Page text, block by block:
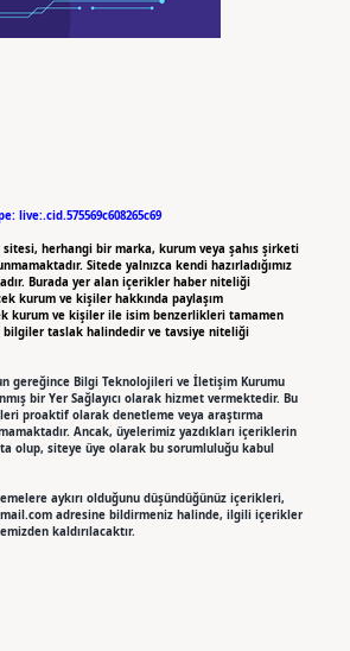
live:.cid.575569c608265c69
sitesi, herhangi bir marka, kurum veya şahıs şirketi
Sitede yalnızca kendi hazırladığımız
Burada yer alan içerikler haber niteliği
kurum ve kişiler hakkında paylaşım
kurum ve kişiler ile isim benzerlikleri tamamen
bilgiler taslak halindedir ve tavsiye niteliği
gereğince Bilgi Teknolojileri ve İletişim Kurumu
bir Yer Sağlayıcı olarak hizmet vermektedir. Bu
proaktif olarak denetleme veya araştırma
Ancak, üyelerimiz yazdıkları içeriklerin
olup, siteye üye olarak bu sorumluluğu kabul
aykırı olduğunu düşündüğünüz içerikleri,
adresine bildirmeniz halinde, ilgili içerikler
kaldırılacaktır.